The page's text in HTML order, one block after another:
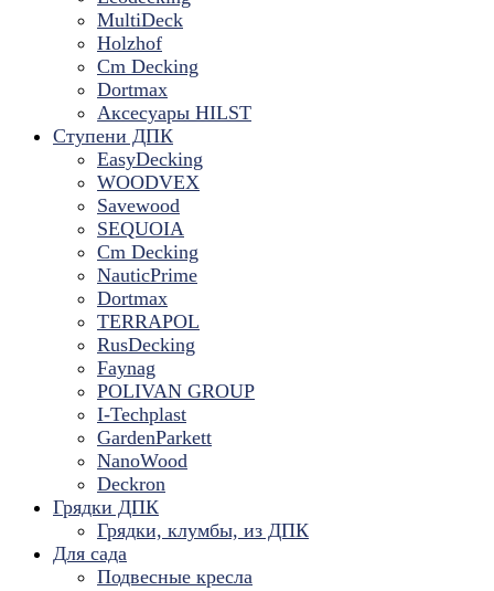
MultiDeck
Holzhof
Cm Decking
Dortmax
Аксесуары HILST
Ступени ДПК
EasyDecking
WOODVEX
Savewood
SEQUOIA
Cm Decking
NauticPrime
Dortmax
TERRAPOL
RusDecking
Faynag
POLIVAN GROUP
I-Techplast
GardenParkett
NanoWood
Deckron
Грядки ДПК
Грядки, клумбы, из ДПК
Для сада
Подвесные кресла